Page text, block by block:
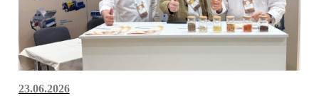
23.06.2026